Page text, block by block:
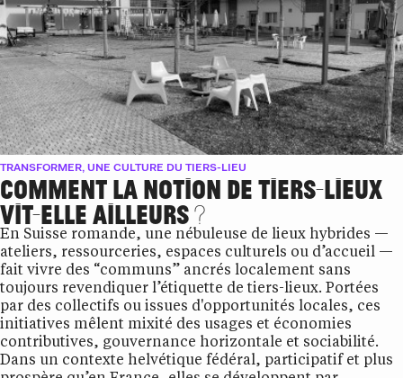
TRANSFORMER, UNE CULTURE DU TIERS-LIEU
COMMENT LA NOTION DE TIERS-LIEUX
VIT-ELLE AILLEURS ?
En Suisse romande, une nébuleuse de lieux hybrides —
ateliers, ressourceries, espaces culturels ou d’accueil —
fait vivre des “communs” ancrés localement sans
toujours revendiquer l’étiquette de tiers-lieux. Portées
par des collectifs ou issues d'opportunités locales, ces
initiatives mêlent mixité des usages et économies
contributives, gouvernance horizontale et sociabilité.
Dans un contexte helvétique fédéral, participatif et plus